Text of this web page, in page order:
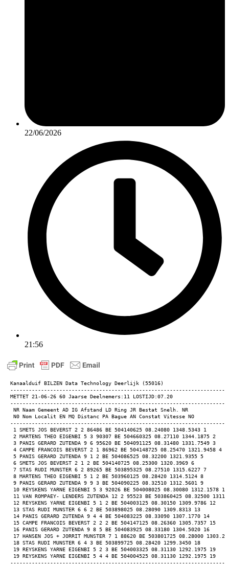
22/06/2026
21:56
Kanaalduif BILZEN Data Technology Deerlijk (55016)
METTET 21-06-26 60 Jaarse Deelnemers:11 LOSTIJD:07.20
NR Naam Gemeent AD IG Afstand LD Ring JR Bestat Snelh. NR
N0 Nom Localit EN MQ Distanc PA Bague AN Constat Vitesse NO
1 SMETS JOS BEVERST 2 2 86486 BE 504140625 08.24080 1348.5343 1
2 MARTENS THEO EIGENBI 5 3 90307 BE 504660325 08.27110 1344.1875 2
3 PANIS GERARD ZUTENDA 9 6 95620 BE 504091125 08.31480 1331.7549 3
4 CAMPE FRANCOIS BEVERST 2 1 86962 BE 504148725 08.25470 1321.9458 4
5 PANIS GERARD ZUTENDA 9 1 2 BE 504086525 08.32200 1321.9355 5
6 SMETS JOS BEVERST 2 1 2 BE 504140725 08.25300 1320.3969 6
7 STAS RUDI MUNSTER 6 2 89265 BE 503895325 08.27510 1315.6227 7
8 MARTENS THEO EIGENBI 5 1 2 BE 503960125 08.28420 1314.5124 8
9 PANIS GERARD ZUTENDA 9 9 3 BE 504090225 08.32510 1312.5601 9
10 REYSKENS YARNE EIGENBI 5 3 92026 BE 504008025 08.30080 1312.1578
11 VAN ROMPAEY- LENDERS ZUTENDA 12 2 95523 BE 503860425 08.32500
12 REYSKENS YARNE EIGENBI 5 1 2 BE 504003125 08.30150 1309.9786 12
13 STAS RUDI MUNSTER 6 6 2 BE 503898025 08.28090 1309.8313 13
14 PANIS GERARD ZUTENDA 9 4 4 BE 504083225 08.33090 1307.1770 14
15 CAMPE FRANCOIS BEVERST 2 2 2 BE 504147125 08.26360 1305.7357 15
16 PANIS GERARD ZUTENDA 9 8 5 BE 504083925 08.33180 1304.5020 16
17 HANSEN JOS + JORRIT MUNSTER 7 1 88620 BE 503801725 08.28000
18 STAS RUDI MUNSTER 6 4 3 BE 503899725 08.28420 1299.3450 18
19 REYSKENS YARNE EIGENBI 5 2 3 BE 504003325 08.31130 1292.1975 19
19 REYSKENS YARNE EIGENBI 5 4 4 BE 504004525 08.31130 1292.1975 19